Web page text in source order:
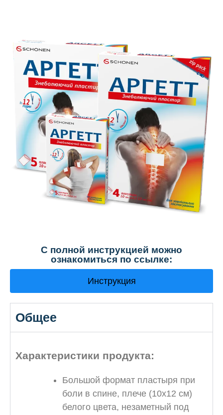
С полной инструкцией можно
ознакомиться по ссылке:
Инструкция
Общее
Характеристики продукта:
Большой формат пластыря при
боли в спине, плече (10х12 см)
белого цвета, незаметный под